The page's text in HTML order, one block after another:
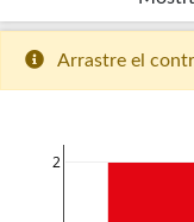
Arrastre el
2